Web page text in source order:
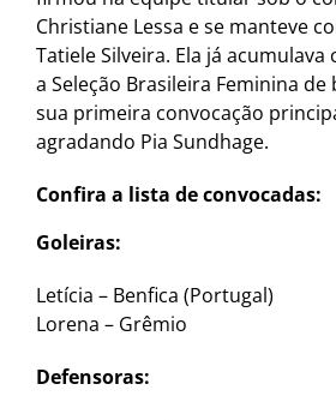
Christiane Lessa e se manteve
Tatiele Silveira. Ela já acumulava
a Seleção Brasileira Feminina de
sua primeira convocação
agradando Pia Sundhage.
Confira a lista de convocadas:
Goleiras:
Letícia – Benfica (Portugal)
Lorena – Grêmio
Defensoras: